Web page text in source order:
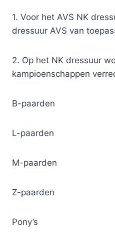
1. Voor het AVS NK
dressuur AVS van
2. Op het NK dressuur
kampioenschappen
B-paarden
L-paarden
M-paarden
Z-paarden
Pony’s